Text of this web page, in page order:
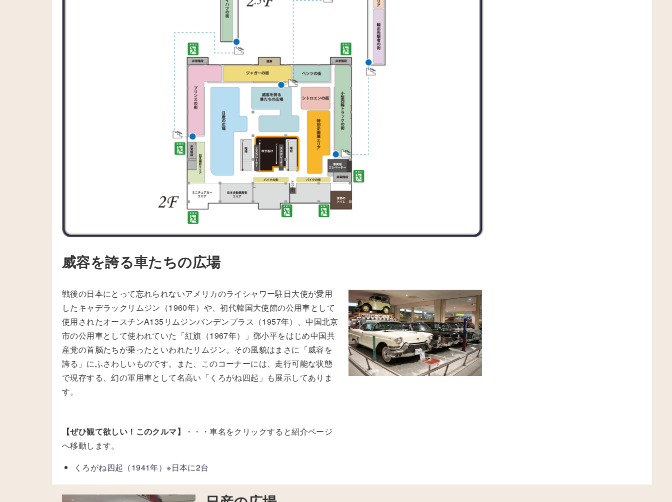
威容を誇る車たちの広場
戦後の日本にとって忘れられないアメリカのライシャワー駐日大使が愛用
したキャデラックリムジン（1960年）や、初代韓国大使館の公用車として
使用されたオースチンA135リムジンバンデンプラス（1957年）、中国北京
市の公用車として使われていた「紅旗（1967年）」鄧小平をはじめ中国共
産党の首脳たちが乗ったといわれたリムジン。その風貌はまさに「威容を
誇る」にふさわしいものです。また、このコーナーには、走行可能な状態
で現存する、幻の軍用車として名高い「くろがね四起」も展示してありま
す。
【ぜひ観て欲しい！このクルマ】
・・・車名をクリックすると紹介ページ
へ移動します。
くろがね四起（1941年）※日本に2台